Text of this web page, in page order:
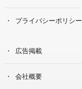
プライバシーポリシー
広告掲載
会社概要